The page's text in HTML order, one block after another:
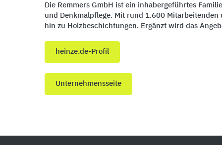
Die Remmers GmbH ist ein inhabergeführtes
und Denkmalpflege. Mit rund 1.600
hin zu Holzbeschichtungen. Ergänzt wird das
heinze.de-Profil
Unternehmensseite